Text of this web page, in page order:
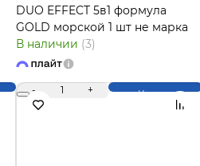
DUO EFFECT 5в1 формула
GOLD морской 1 шт не марка
В наличии (3)
- 1 + Купить